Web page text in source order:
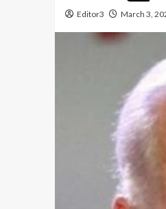
Editor3 March 3,